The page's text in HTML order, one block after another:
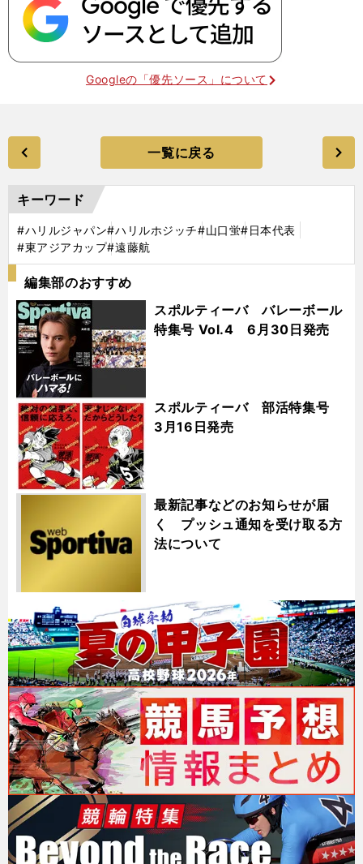
Googleの「優先ソース」について
一覧に戻る
キーワード
#ハリルジャパン#ハリルホジッチ#山口蛍#日本代表
#東アジアカップ#遠藤航
編集部のおすすめ
スポルティーバ バレーボール
特集号 Vol.4 6月30日発売
スポルティーバ 部活特集号
3月16日発売
最新記事などのお知らせが届
く プッシュ通知を受け取る方
法について